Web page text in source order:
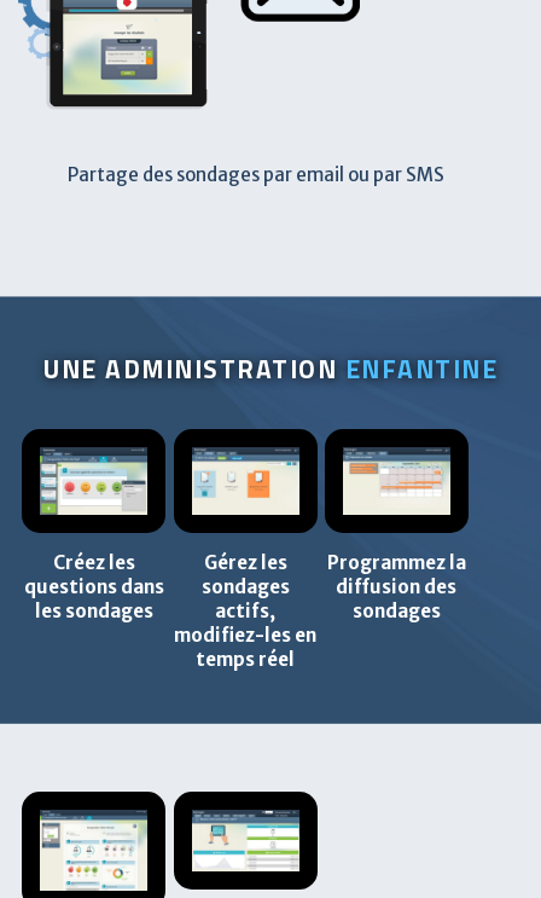
Partage des sondages par email ou par SMS
UNE ADMINISTRATION ENFANTINE
Créez les
questions dans
les sondages
Gérez les
sondages
actifs,
modifiez-les en
temps réel
Programmez la
diffusion des
sondages